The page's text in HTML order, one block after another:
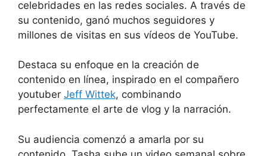
celebridades en las redes sociales. A través de
su contenido, ganó muchos seguidores y
millones de visitas en sus vídeos de YouTube.
Destaca su enfoque en la creación de
contenido en línea, inspirado en el compañero
youtuber Jeff Wittek, combinando
perfectamente el arte de vlog y la narración.
Su audiencia comenzó a amarla por su